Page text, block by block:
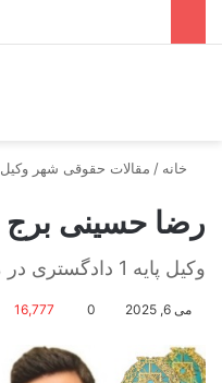
خانه / مقالات حقوقی شهر وکیل
رضا حسینی برج
وکیل پایه 1 دادگستری در مشهد
می 6, 2025 0
16,777